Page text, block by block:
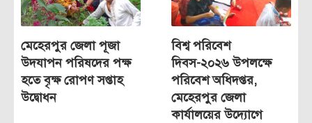
মেহেরপুর জেলা পূজা
উদযাপন পরিষদের পক্ষ
হতে বৃক্ষ রোপণ সপ্তাহ
উদ্বোধন
বিশ্ব পরিবেশ
দিবস-২০২৬ উপলক্ষে
পরিবেশ অধিদপ্তর,
মেহেরপুর জেলা
কার্যালয়ের উদ্যোগে